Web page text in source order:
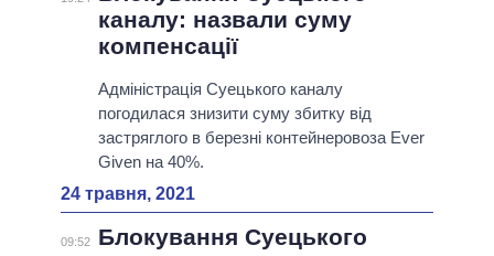
каналу: назвали суму
компенсації
Адміністрація Суецького каналу
погодилася знизити суму збитку від
застряглого в березні контейнеровоза Ever
Given на 40%.
24 травня, 2021
09:52
Блокування Суецького